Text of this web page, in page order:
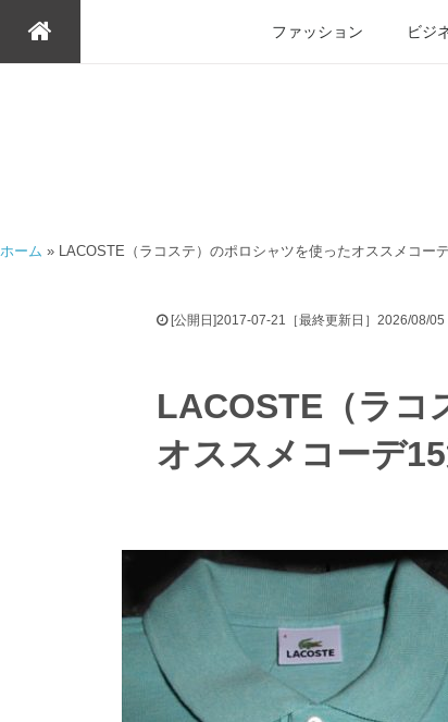
ファッション ビジ
ホーム » LACOSTE（ラコステ）のポロシャツを使ったオススメコー
[公開日]2017-07-21［最終更新日］2026/08/05
LACOSTE（ラコ
オススメコーデ